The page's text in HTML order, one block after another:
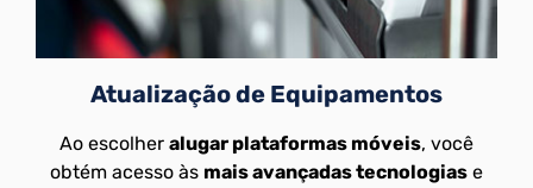
Atualização de Equipamentos
Ao escolher alugar plataformas móveis, você
obtém acesso às mais avançadas tecnologias e